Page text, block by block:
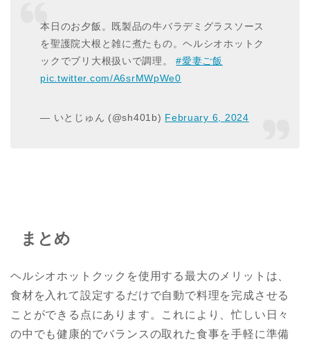
本日のお夕飯。既製品の牛バラデミグラスソース
を聖護院大根と雑に煮たもの。ヘルシオホットク
ックでブリ大根扱いで調理。#愛妻ご飯
pic.twitter.com/A6srMWpWe0
— いとじゅん (@sh401b) February 6, 2024
まとめ
ヘルシオホットクックを使用する最大のメリットは、
食材を入れて設定するだけで自動で料理を完成させる
ことができる点にあります。これにより、忙しい日々
の中でも健康的でバランスの取れた食事を手軽に準備